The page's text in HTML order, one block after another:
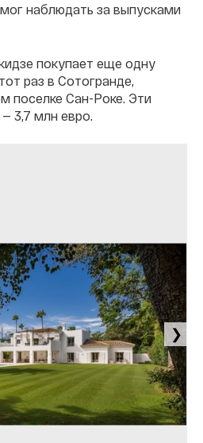
наблюдать за выпусками
покупает еще одну
раз в Сотогранде,
поселке Сан-Роке. Эти
3,7 млн евро.
❯